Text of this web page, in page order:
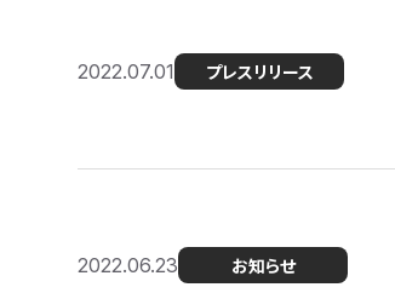
2022.07.01 プレスリリース
2022.06.23 お知らせ